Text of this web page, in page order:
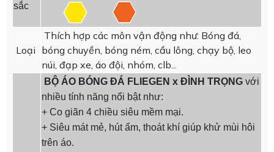
sắc
Loại
Thích hợp các môn vận động như: Bóng đá,
bóng chuyền, bóng ném, cầu lông, chạy bộ, leo
núi, đạp xe, áo đội, nhóm, clb...
BỘ ÁO BÓNG ĐÁ FLIEGEN x ĐÌNH TRỌNG với
nhiều tính năng nổi bật như:
+ Co giãn 4 chiều siêu mềm mại.
+ Siêu mát mẻ, hút ẩm, thoát khí giúp khử mùi hôi
trên áo.